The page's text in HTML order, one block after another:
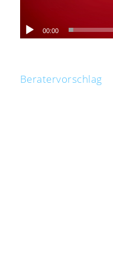
00:00
Beratervorschlag